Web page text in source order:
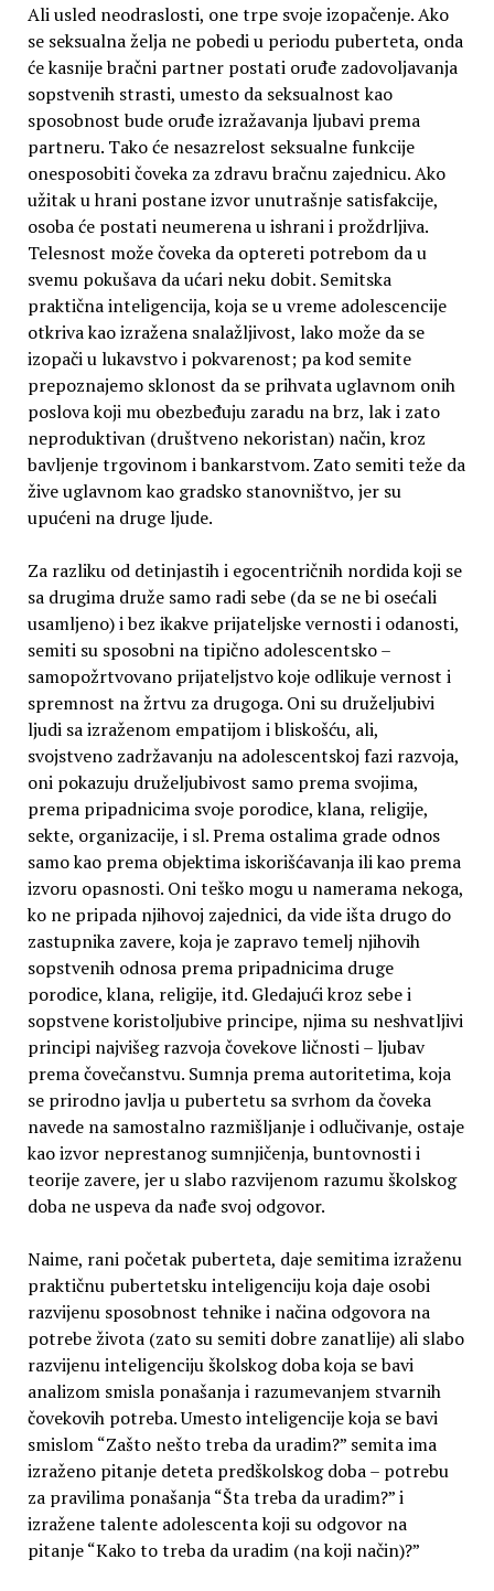
Ali usled neodraslosti, one trpe svoje izopačenje. Ako
se seksualna želja ne pobedi u periodu puberteta, onda
će kasnije bračni partner postati oruđe zadovoljavanja
sopstvenih strasti, umesto da seksualnost kao
sposobnost bude oruđe izražavanja ljubavi prema
partneru. Tako će nesazrelost seksualne funkcije
onesposobiti čoveka za zdravu bračnu zajednicu. Ako
užitak u hrani postane izvor unutrašnje satisfakcije,
osoba će postati neumerena u ishrani i proždrljiva.
Telesnost može čoveka da optereti potrebom da u
svemu pokušava da ućari neku dobit. Semitska
praktična inteligencija, koja se u vreme adolescencije
otkriva kao izražena snalažljivost, lako može da se
izopači u lukavstvo i pokvarenost; pa kod semite
prepoznajemo sklonost da se prihvata uglavnom onih
poslova koji mu obezbeđuju zaradu na brz, lak i zato
neproduktivan (društveno nekoristan) način, kroz
bavljenje trgovinom i bankarstvom. Zato semiti teže da
žive uglavnom kao gradsko stanovništvo, jer su
upućeni na druge ljude.
Za razliku od detinjastih i egocentričnih nordida koji se
sa drugima druže samo radi sebe (da se ne bi osećali
usamljeno) i bez ikakve prijateljske vernosti i odanosti,
semiti su sposobni na tipično adolescentsko –
samopožrtvovano prijateljstvo koje odlikuje vernost i
spremnost na žrtvu za drugoga. Oni su druželjubivi
ljudi sa izraženom empatijom i bliskošću, ali,
svojstveno zadržavanju na adolescentskoj fazi razvoja,
oni pokazuju druželjubivost samo prema svojima,
prema pripadnicima svoje porodice, klana, religije,
sekte, organizacije, i sl. Prema ostalima grade odnos
samo kao prema objektima iskorišćavanja ili kao prema
izvoru opasnosti. Oni teško mogu u namerama nekoga,
ko ne pripada njihovoj zajednici, da vide išta drugo do
zastupnika zavere, koja je zapravo temelj njihovih
sopstvenih odnosa prema pripadnicima druge
porodice, klana, religije, itd. Gledajući kroz sebe i
sopstvene koristoljubive principe, njima su neshvatljivi
principi najvišeg razvoja čovekove ličnosti – ljubav
prema čovečanstvu. Sumnja prema autoritetima, koja
se prirodno javlja u pubertetu sa svrhom da čoveka
navede na samostalno razmišljanje i odlučivanje, ostaje
kao izvor neprestanog sumnjičenja, buntovnosti i
teorije zavere, jer u slabo razvijenom razumu školskog
doba ne uspeva da nađe svoj odgovor.
Naime, rani početak puberteta, daje semitima izraženu
praktičnu pubertetsku inteligenciju koja daje osobi
razvijenu sposobnost tehnike i načina odgovora na
potrebe života (zato su semiti dobre zanatlije) ali slabo
razvijenu inteligenciju školskog doba koja se bavi
analizom smisla ponašanja i razumevanjem stvarnih
čovekovih potreba. Umesto inteligencije koja se bavi
smislom “Zašto nešto treba da uradim?” semita ima
izraženo pitanje deteta predškolskog doba – potrebu
za pravilima ponašanja “Šta treba da uradim?” i
izražene talente adolescenta koji su odgovor na
pitanje “Kako to treba da uradim (na koji način)?”